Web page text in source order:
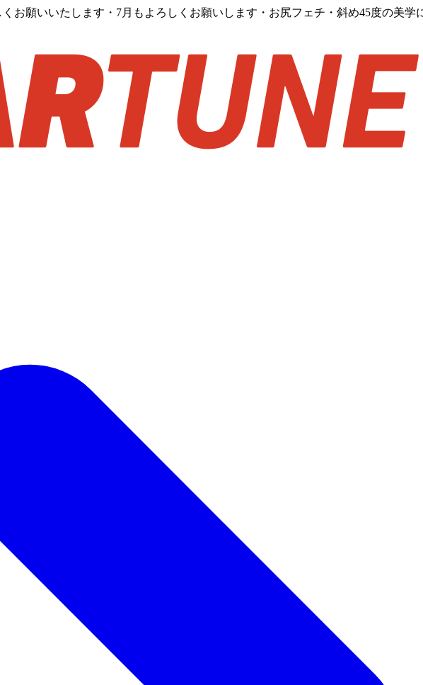
お願いいたします・7月もよろしくお願いします・お尻フェチ・斜め45度の美学